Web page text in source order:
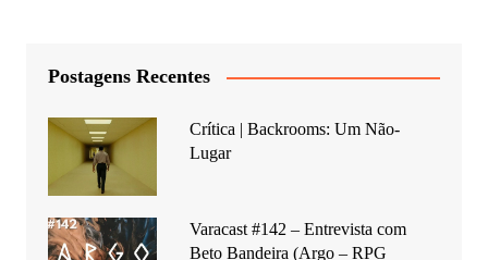
Postagens Recentes
Crítica | Backrooms: Um Não-
Lugar
Varacast #142 – Entrevista com
Beto Bandeira (Argo – RPG